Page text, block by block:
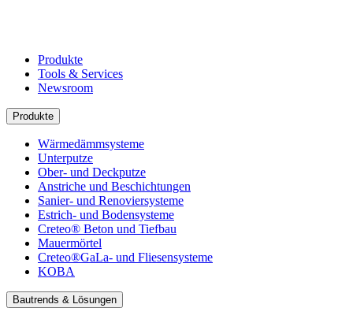
Produkte
Tools & Services
Newsroom
Produkte
Wärmedämmsysteme
Unterputze
Ober- und Deckputze
Anstriche und Beschichtungen
Sanier- und Renoviersysteme
Estrich- und Bodensysteme
Creteo® Beton und Tiefbau
Mauermörtel
Creteo®GaLa- und Fliesensysteme
KOBA
Bautrends & Lösungen